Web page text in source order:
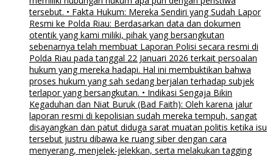
tersebut. • Fakta Hukum: Mereka Sendiri yang Sudah Lapor
Resmi ke Polda Riau: Berdasarkan data dan dokumen
otentik yang kami miliki, pihak yang bersangkutan
sebenarnya telah membuat Laporan Polisi secara resmi di
Polda Riau pada tanggal 22 Januari 2026 terkait persoalan
hukum yang mereka hadapi. Hal ini membuktikan bahwa
proses hukum yang sah sedang berjalan terhadap subjek
terlapor yang bersangkutan. • Indikasi Sengaja Bikin
Kegaduhan dan Niat Buruk (Bad Faith): Oleh karena jalur
laporan resmi di kepolisian sudah mereka tempuh, sangat
disayangkan dan patut diduga sarat muatan politis ketika isu
tersebut justru dibawa ke ruang siber dengan cara
menyerang, menjelek-jelekkan, serta melakukan tagging